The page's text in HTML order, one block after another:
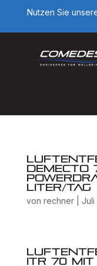
Nutzen Sie
Demecto
Liter/Tag
von rechner| Juli
ITR 70